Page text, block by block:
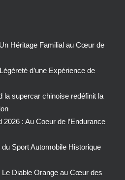
Héritage Familial au Cœur de
d’une Expérience de
la supercar chinoise redéfinit la
: Au Coeur de l’Endurance
Sport Automobile Historique
Le Diable Orange au Cœur des